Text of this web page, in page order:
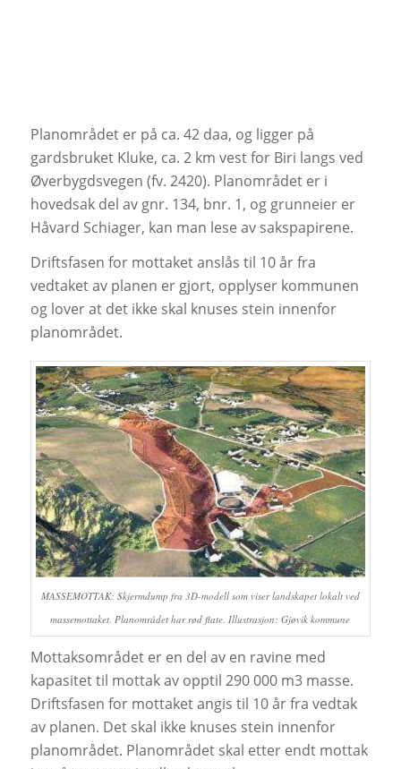
Planområdet er på ca. 42 daa, og ligger på
gardsbruket Kluke, ca. 2 km vest for Biri langs ved
Øverbygdsvegen (fv. 2420). Planområdet er i
hovedsak del av gnr. 134, bnr. 1, og grunneier er
Håvard Schiager, kan man lese av sakspapirene.
Driftsfasen for mottaket anslås til 10 år fra
vedtaket av planen er gjort, opplyser kommunen
og lover at det ikke skal knuses stein innenfor
planområdet.
MASSEMOTTAK: Skjermdump fra 3D-modell som viser landskapet lokalt ved
massemottaket. Planområdet har rød flate. Illustrasjon: Gjøvik kommune
Mottaksområdet er en del av en ravine med
kapasitet til mottak av opptil 290 000 m3 masse.
Driftsfasen for mottaket angis til 10 år fra vedtak
av planen. Det skal ikke knuses stein innenfor
planområdet. Planområdet skal etter endt mottak